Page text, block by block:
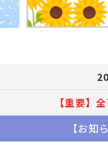
【重要】
【お知